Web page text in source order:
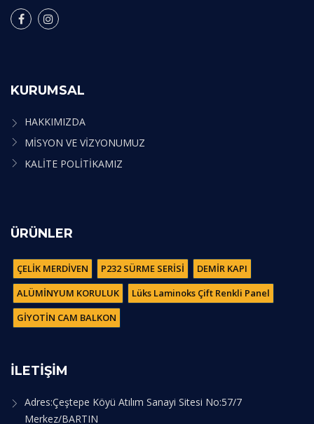
KURUMSAL
HAKKIMIZDA
MİSYON VE VİZYONUMUZ
KALİTE POLİTİKAMIZ
ÜRÜNLER
ÇELİK MERDİVEN P232 SÜRME SERİSİ
DEMİR KAPI
ALÜMİNYUM KORULUK
Lüks Laminoks Çift Renkli Panel
GİYOTİN CAM BALKON
İLETİŞİM
Adres:Çeştepe Köyü Atılım Sanayi Sitesi No:57/7
Merkez/BARTIN